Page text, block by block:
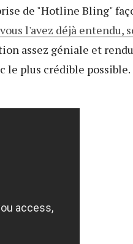
de "Hotline Bling"
vous l'avez déjà entendu,
assez géniale et
le plus crédible possible.